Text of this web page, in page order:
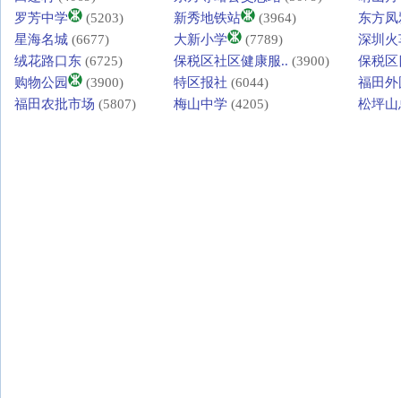
罗芳中学
(5203) 新秀地铁站 (3964)
东方
星海名城 (6677) 大新小学 (7789)
深圳
绒花路口东 (6725) 保税区社区健康服.. (3900)
保税
购物公园
(3900) 特区报社 (6044)
福田
福田农批市场 (5807) 梅山中学 (4205) 松坪山